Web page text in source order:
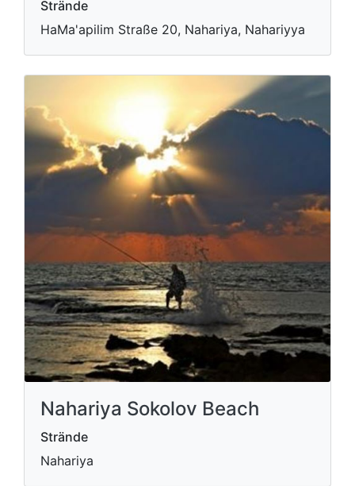
Strände
HaMa'apilim Straße 20, Nahariya, Nahariyya
Nahariya Sokolov Beach
Strände
Nahariya